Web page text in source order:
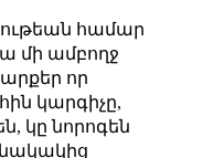
համար
ա մի ամբողջ
որ
կարգիչը,
կը նորոգեն